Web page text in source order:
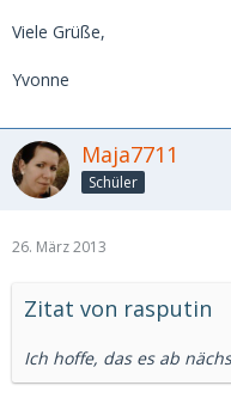
Viele Grüße,
Yvonne
Maja7711
Schüler
26. März 2013
Zitat von rasputin
Ich hoffe, das es ab